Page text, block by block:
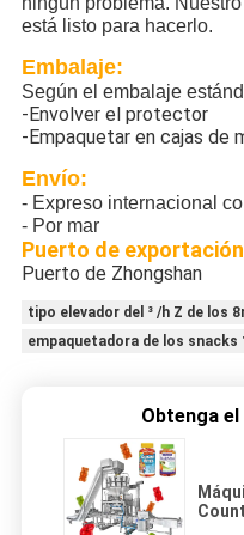
está listo para hacerlo.
Embalaje:
Según el embalaje
-Envolver el protector
-Empaquetar en cajas de
Envío:
- Expreso internacional
- Por mar
Puerto de
Puerto de Zhongshan
tipo elevador del ³ /h Z de los
empaquetadora de los snacks
Obtenga